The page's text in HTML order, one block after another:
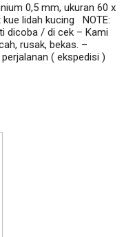
0,5 mm, ukuran 60 x
lidah kucing NOTE:
dicoba / di cek – Kami
rusak, bekas. –
( ekspedisi )